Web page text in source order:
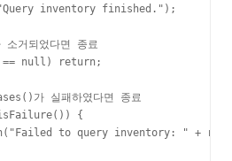
inventory finished.");
거되었다면 종료
null) return;
가 실패하였다면 종료
{
to query inventory: " +